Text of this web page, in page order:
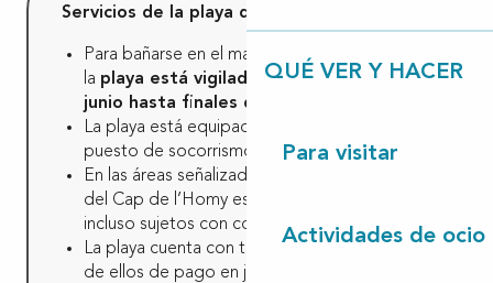
QUÉ VER Y HACER
Para visitar
Actividades de ocio
Servicios de la playa del Cap de l’Homy
Para bañarse en el mar con total seguridad,
la playa está vigilada desde mediados de
junio hasta finales de septiembre.
La playa está equipada con aseos, duchas y
puesto de socorrismo.
En las áreas señalizadas, el acceso a la playa
del Cap de l’Homy está vedado a los perros,
incluso sujetos con correa.
La playa cuenta con tres aparcamientos, uno
de ellos de pago en julio y agosto.